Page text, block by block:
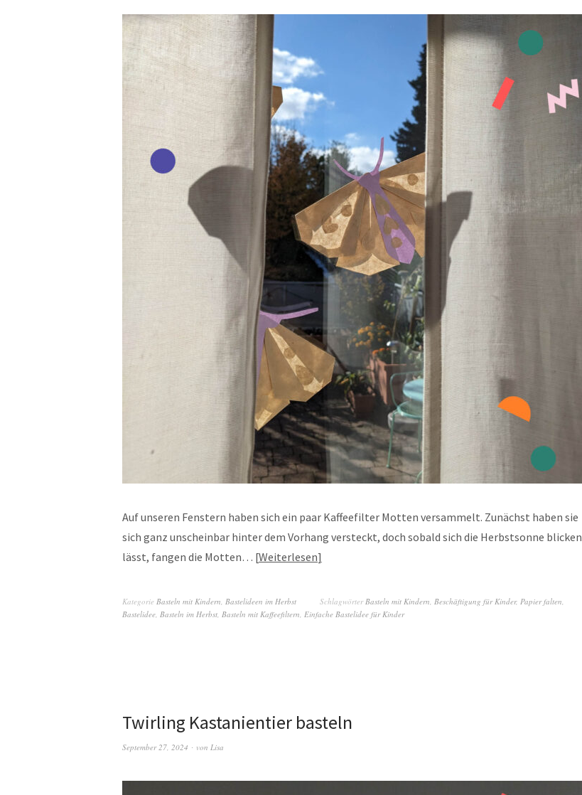
Auf unseren Fenstern haben sich ein paar Kaffeefilter Motten versammelt. Zunächst haben sie
sich ganz unscheinbar hinter dem Vorhang versteckt, doch sobald sich die Herbstsonne blicken
lässt, fangen die Motten… Weiterlesen
Kategorie Basteln mit Kindern, Bastelideen im Herbst SchlagwörterBasteln mit Kindern, Beschäftigung für Kinder, Papier falten,
Bastelidee, Basteln im Herbst, Basteln mit Kaffeefiltern, Einfache Bastelidee für Kinder
Twirling Kastanientier basteln
September 27, 2024 von Lisa